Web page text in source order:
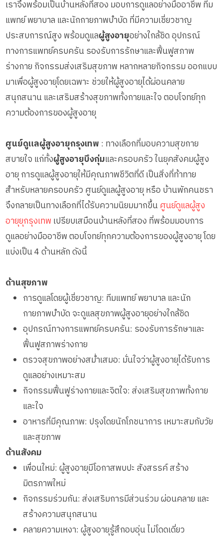
เราจึงพร้อมเป็นบ้านหลังที่สอง มอบการดูแลอย่างมืออาชีพ ทีม
แพทย์ พยาบาล และนักกายภาพบำบัด ที่มีความเชี่ยวชาญ
ประสบการณ์สูง พร้อมดูแลผู้สูงอายุอย่างใกล้ชิด อุปกรณ์
ทางการแพทย์ครบครัน รองรับการรักษาและฟื้นฟูสภาพ
ร่างกาย กิจกรรมส่งเสริมสุขภาพ หลากหลายกิจกรรม ออกแบบ
มาเพื่อผู้สูงอายุโดยเฉพาะ ช่วยให้ผู้สูงอายุได้ผ่อนคลาย
สนุกสนาน และเสริมสร้างสุขภาพทั้งกายและใจ ตอบโจทย์ทุก
ความต้องการของผู้สูงอายุ
ศูนย์ดูแลผู้สูงอายุกรุงเทพ : ทางเลือกที่มอบความสุขกาย
สบายใจ แก่ทั้งผู้สูงอายุบึงกุ่มและครอบครัว ในยุคสังคมผู้สูง
อายุ การดูแลผู้สูงอายุให้มีคุณภาพชีวิตที่ดี เป็นสิ่งที่ท้าทาย
สำหรับหลายครอบครัว ศูนย์ดูแลผู้สูงอายุ หรือ บ้านพักคนชรา
จึงกลายเป็นทางเลือกที่ได้รับความนิยมมากขึ้นศูนย์ดูแลผู้สูง
อายุยุกรุงเทพเปรียบเสมือนบ้านหลังที่สอง ที่พร้อมมอบการ
ดูแลอย่างมืออาชีพ ตอบโจทย์ทุกความต้องการของผู้สูงอายุ โดย
แบ่งเป็น 4 ด้านหลัก ดังนี้
ด้านสุขภาพ
การดูแลโดยผู้เชี่ยวชาญ: ทีมแพทย์ พยาบาล และนัก
กายภาพบำบัด จะดูแลสุขภาพผู้สูงอายุอย่างใกล้ชิด
อุปกรณ์ทางการแพทย์ครบครัน: รองรับการรักษาและ
ฟื้นฟูสภาพร่างกาย
ตรวจสุขภาพอย่างสม่ำเสมอ: มั่นใจว่าผู้สูงอายุได้รับการ
ดูแลอย่างเหมาะสม
กิจกรรมฟื้นฟูร่างกายและจิตใจ: ส่งเสริมสุขภาพทั้งกาย
และใจ
อาหารที่มีคุณภาพ: ปรุงโดยนักโภชนาการ เหมาะสมกับวัย
และสุขภาพ
ด้านสังคม
เพื่อนใหม่: ผู้สูงอายุมีโอกาสพบปะ สังสรรค์ สร้าง
มิตรภาพใหม่
กิจกรรมร่วมกัน: ส่งเสริมการมีส่วนร่วม ผ่อนคลาย และ
สร้างความสนุกสนาน
คลายความเหงา: ผู้สูงอายุรู้สึกอบอุ่น ไม่โดดเดี่ยว